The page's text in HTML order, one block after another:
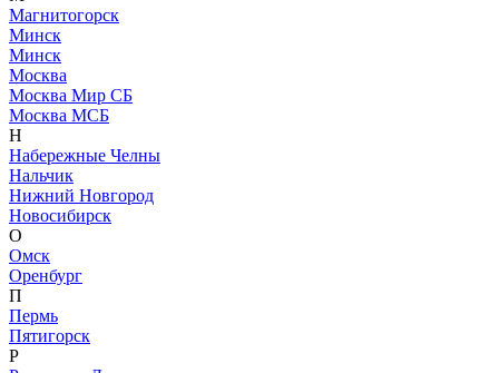
Магнитогорск
Минск
Минск
Москва
Москва Мир СБ
Москва МСБ
Н
Набережные Челны
Нальчик
Нижний Новгород
Новосибирск
О
Омск
Оренбург
П
Пермь
Пятигорск
Р